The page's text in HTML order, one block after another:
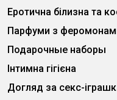
Еротична білизна та
Парфуми з
Подарочные наборы
Інтимна гігієна
Догляд за секс-